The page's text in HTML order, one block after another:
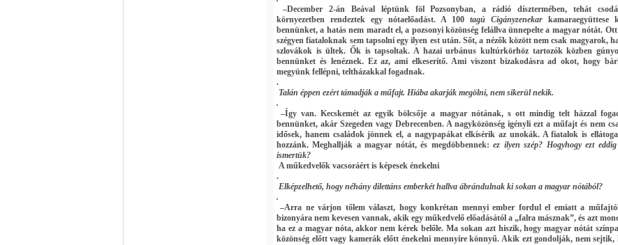
–December 2-án Beával léptünk föl Pozsonyban, a rádió dísztermében, tehát
környezetben rendeztek egy nótaelőadást. A 100 tagú Cigányzenekar kamaraegyüttese
bennünket, a hatás nem maradt el, a pozsonyi közönség felállva ünnepelte a magyar nótát.
szégyen fiataloknak sem tapsolni egy ilyen est után. Sőt, a nézők között nem csak magyarok,
szlovákok is ültek. Ők is tapsoltak. A hazai urbánus kultúrkörhöz tartozók közben
bennünket és lenéznek. Ez az, ami elkeserítő. Ami viszont bizakodásra ad okot, hogy
megyünk fellépni, teltházakkal fogadnak.
.
Talán éppen ezért támadják a műfajt. Hiába akarják megölni, nem sikerül nekik.
.
–Így van. Kecskemét az egyik bölcsője a magyar nótának, s ott mindig telt házzal
bennünket, akár Szegeden vagy Debrecenben. A nagyközönség igényli ezt a műfajt és nem
idősek, hanem családok jönnek el, a nagypapákat elkísérik az unokák. A fiatalok is
hozzánk. Meghallják a magyar nótát, és megdöbbennek:ez ilyen szép? Hogyhogy ezt
ismertük?
A műkedvelők vacsoráért is képesek énekelni
.
Elképzelhető, hogy néhány dilettáns emberkét hallva ábrándulnak ki sokan a magyar nótából?
.
–Arra ne várjon tőlem választ, hogy konkrétan mennyi ember fordul el emiatt a
bizonyára nem kevesen vannak, akik egy műkedvelő előadásától a „falra másznak”, és azt
ha ez a magyar nóta, akkor nem kérek belőle. Ma sokan azt hiszik, hogy magyar nótát
közönség előtt vagy kamerák előtt énekelni mennyire könnyű. Akik ezt gondolják, nem sejtik,